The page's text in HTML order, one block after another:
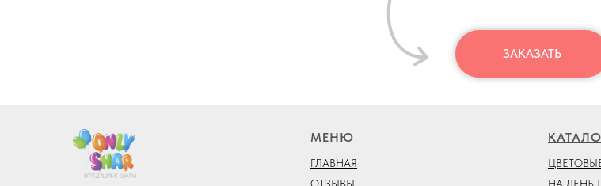
ЗАКАЗАТЬ
МЕНЮ
ГЛАВНАЯ
ОТЗЫВЫ
НА ДЕНЬ